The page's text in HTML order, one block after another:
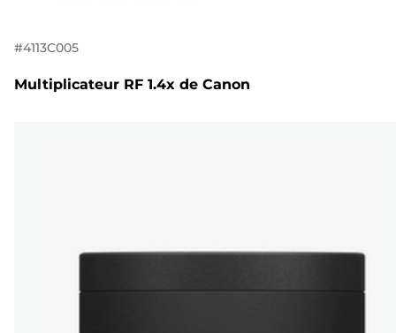
#4113C005
Multiplicateur RF 1.4x de Canon